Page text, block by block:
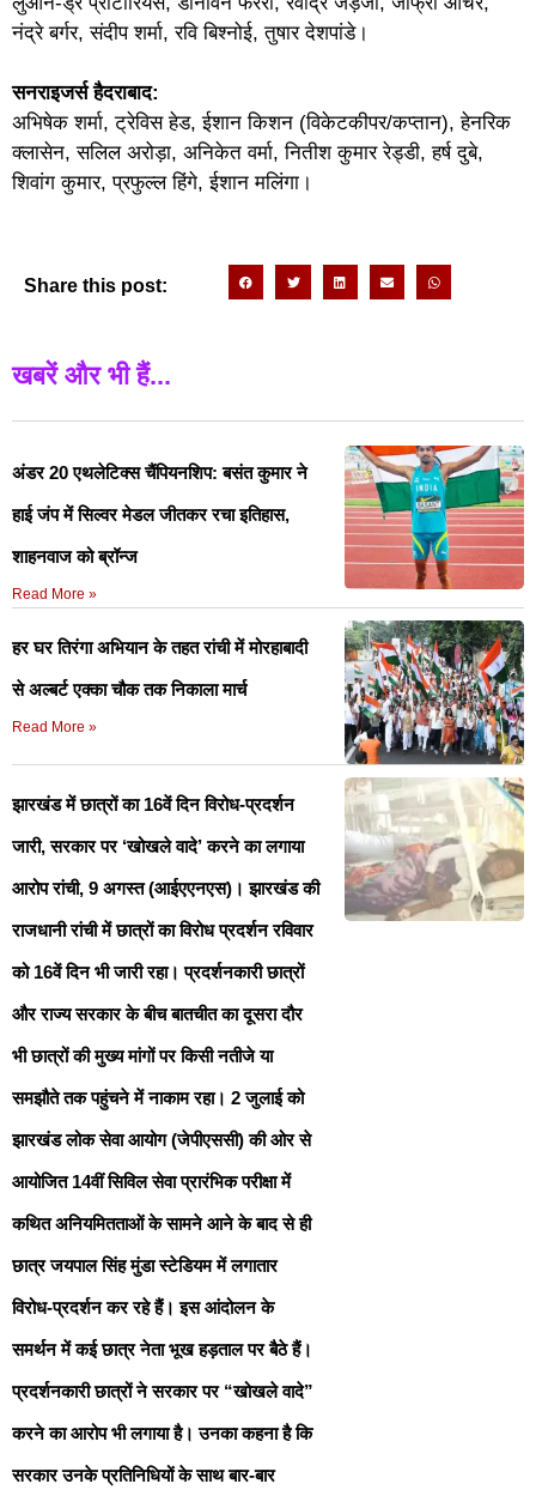
नंद्रे बर्गर, संदीप शर्मा, रवि बिश्नोई, तुषार देशपांडे।
सनराइजर्स हैदराबाद:
अभिषेक शर्मा, ट्रेविस हेड, ईशान किशन (विकेटकीपर/कप्तान), हेनरिक
क्लासेन, सलिल अरोड़ा, अनिकेत वर्मा, नितीश कुमार रेड्डी, हर्ष दुबे,
शिवांग कुमार, प्रफुल्ल हिंगे, ईशान मलिंगा।
Share this post:
खबरें और भी हैं...
अंडर 20 एथलेटिक्स चैंपियनशिप: बसंत कुमार ने
हाई जंप में सिल्वर मेडल जीतकर रचा इतिहास,
शाहनवाज को ब्रॉन्ज
Read More »
हर घर तिरंगा अभियान के तहत रांची में मोरहाबादी
से अल्बर्ट एक्का चौक तक निकाला मार्च
Read More »
झारखंड में छात्रों का 16वें दिन विरोध-प्रदर्शन
जारी, सरकार पर ‘खोखले वादे’ करने का लगाया
आरोप रांची, 9 अगस्त (आईएएनएस)। झारखंड की
राजधानी रांची में छात्रों का विरोध प्रदर्शन रविवार
को 16वें दिन भी जारी रहा। प्रदर्शनकारी छात्रों
और राज्य सरकार के बीच बातचीत का दूसरा दौर
भी छात्रों की मुख्य मांगों पर किसी नतीजे या
समझौते तक पहुंचने में नाकाम रहा। 2 जुलाई को
झारखंड लोक सेवा आयोग (जेपीएससी) की ओर से
आयोजित 14वीं सिविल सेवा प्रारंभिक परीक्षा में
कथित अनियमितताओं के सामने आने के बाद से ही
छात्र जयपाल सिंह मुंडा स्टेडियम में लगातार
विरोध-प्रदर्शन कर रहे हैं। इस आंदोलन के
समर्थन में कई छात्र नेता भूख हड़ताल पर बैठे हैं।
प्रदर्शनकारी छात्रों ने सरकार पर “खोखले वादे”
करने का आरोप भी लगाया है। उनका कहना है कि
सरकार उनके प्रतिनिधियों के साथ बार-बार